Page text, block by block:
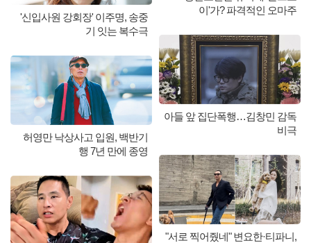
'신입사원 강회장' 이주명, 송중
기 잇는 복수극
허영만 낙상사고 입원, 백반기
행 7년 만에 종영
이'가? 파격적인 오마주
아들 앞 집단폭행…김창민 감독
비극
"서로 찍어줬네" 변요한·티파니,